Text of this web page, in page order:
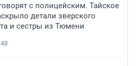
с полицейским. Тайское
детали зверского
и сестры из Тюмени
48